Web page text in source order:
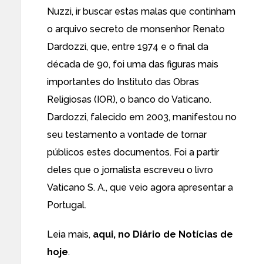
Nuzzi, ir buscar estas malas que continham
o arquivo secreto de monsenhor Renato
Dardozzi, que, entre 1974 e o final da
década de 90, foi uma das figuras mais
importantes do Instituto das Obras
Religiosas (IOR), o banco do Vaticano.
Dardozzi, falecido em 2003, manifestou no
seu testamento a vontade de tornar
públicos estes documentos. Foi a partir
deles que o jornalista escreveu o livro
Vaticano S. A., que veio agora apresentar a
Portugal.
Leia mais, aqui, no Diário de Notícias de
hoje.